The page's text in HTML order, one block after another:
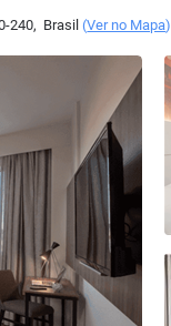
240, Brasil (Ver no Mapa)